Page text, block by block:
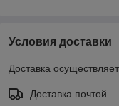
Условия доставки
Доставка
Доставка почтой